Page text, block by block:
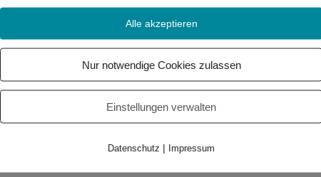
man Strohhalme aus Stahl oder Glas verwenden.
mit Stäben aus Holz oder Papier nehmen. Man kann
mit Wattestäbchen ab. Im kosmetischen Bereich
Alle akzeptieren
Nur notwendige Cookies zulassen
Einstellungen verwalten
Datenschutz | Impressum